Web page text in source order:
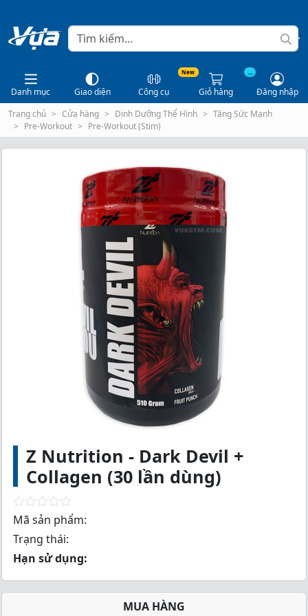
Danh mục Giao diện
New
Công cụ
...
Giỏ hàng
Đăng nhập
Trang chủ
Cửa hàng Dinh Dưỡng Thể Hình
Tăng Sức Mạnh
Pre-Workout
Pre-Workout (Stim)
Z Nutrition - Dark Devil +
Collagen (30 lần dùng)
R
t
d
o
u
Mã sản phẩm:
Trạng thái:
Hạn sử dụng:
MUA HÀNG